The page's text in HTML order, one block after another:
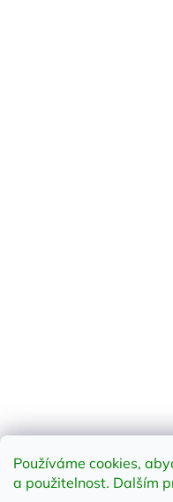
Používáme cookies,
a použitelnost. Dalším